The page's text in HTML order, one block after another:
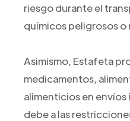
riesgo durante el
químicos peligrosos o
Asimismo, Estafeta
medicamentos,
alimenticios en
debe a las